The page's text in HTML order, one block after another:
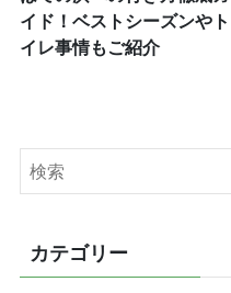
イド！ベストシーズンやト
イレ事情もご紹介
カテゴリー